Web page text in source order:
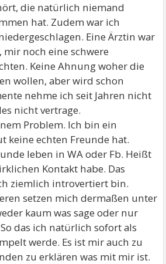
die natürlich niemand
hat. Zudem war ich
Eine Ärztin war
noch eine schwere
Keine Ahnung woher die
wollen, aber wird schon
nehme ich seit Jahren nicht
nicht vertrage.
Problem. Ich bin ein
keine echten Freunde hat.
leben in WA oder Fb. Heißt
Kontakt habe. Das
ziemlich introvertiert bin.
setzen mich dermaßen unter
kaum was sage oder nur
das ich natürlich sofort als
werde. Es ist mir auch zu
zu erklären was mit mir ist.